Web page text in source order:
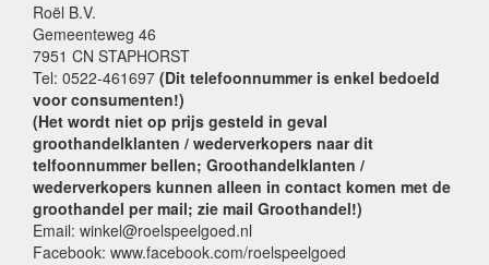
Roël B.V.
Gemeenteweg 46
7951 CN STAPHORST
Tel: 0522-461697 (Dit telefoonnummer is enkel bedoeld
voor consumenten!)
(Het wordt niet op prijs gesteld in geval
groothandelklanten / wederverkopers naar dit
telfoonnummer bellen; Groothandelklanten /
wederverkopers kunnen alleen in contact komen met de
groothandel per mail; zie mail Groothandel!)
Email: winkel@roelspeelgoed.nl
Facebook: www.facebook.com/roelspeelgoed